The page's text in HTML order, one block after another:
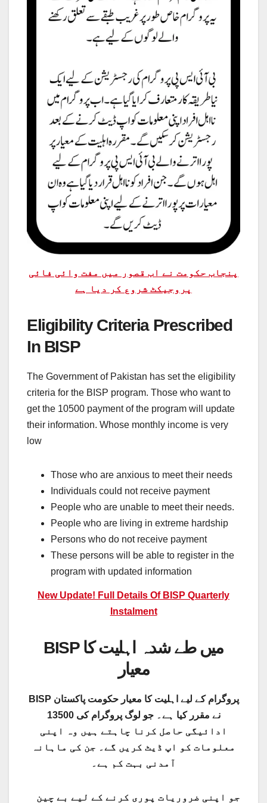
پنجاب حکومت نے اب قصور میں مفت وائی فائی
پروجیکٹ شروع کر دیا ہے
Eligibility Criteria Prescribed
In BISP
The Government of Pakistan has set the eligibility
criteria for the BISP program. Those who want to
get the 10500 payment of the program will update
their information. Whose monthly income is very
low
Those who are anxious to meet their needs
Individuals could not receive payment
People who are unable to meet their needs.
People who are living in extreme hardship
Persons who do not receive payment
These persons will be able to register in the
program with updated information
New Update! Full Details Of BISP Quarterly
Instalment
BISP میں طے شدہ اہلیت کا
معیار
BISP پروگرام کے لیے اہلیت کا معیار حکومت پاکستان
نے مقرر کیا ہے۔ جو لوگ پروگرام کی 13500
ادائیگی حاصل کرنا چاہتے ہیں وہ اپنی
معلومات کو اپ ڈیٹ کریں گے۔ جن کی ماہانہ
آمدنی بہت کم ہے۔
جو اپنی ضروریات پوری کرنے کے لیے بے چین